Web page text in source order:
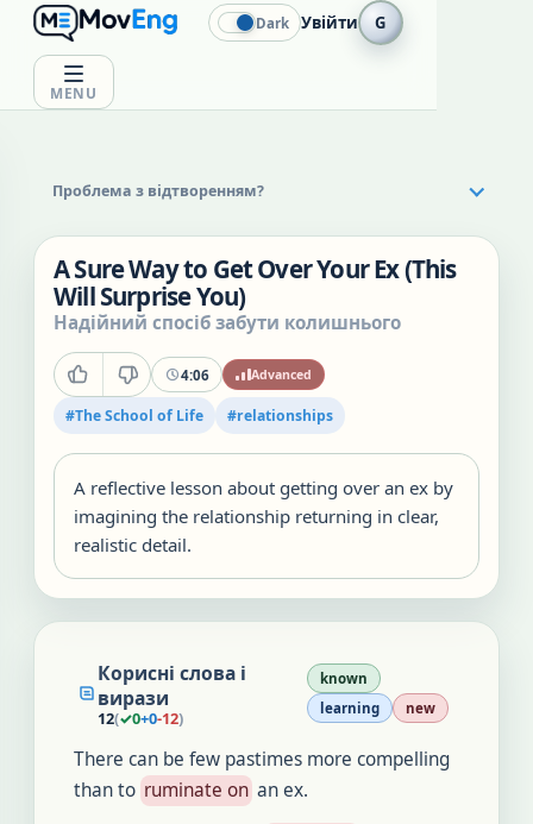
MENU
Dark Увійти G
Проблема з відтворенням?
A Sure Way to Get Over Your Ex (This
Will Surprise You)
Надійний спосіб забути колишнього
4:06 Advanced
#The School of Life #relationships
A reflective lesson about getting over an ex by
imagining the relationship returning in clear,
realistic detail.
Корисні слова і
вирази
12(✓0+0-12)
known
learning
new
There can be few pastimes more compelling
than to ruminate on an ex.